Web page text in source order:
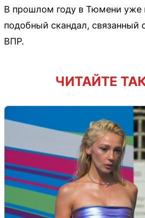
В прошлом году в Тюмени уже
подобный скандал, связанный
ВПР.
ЧИТАЙТЕ